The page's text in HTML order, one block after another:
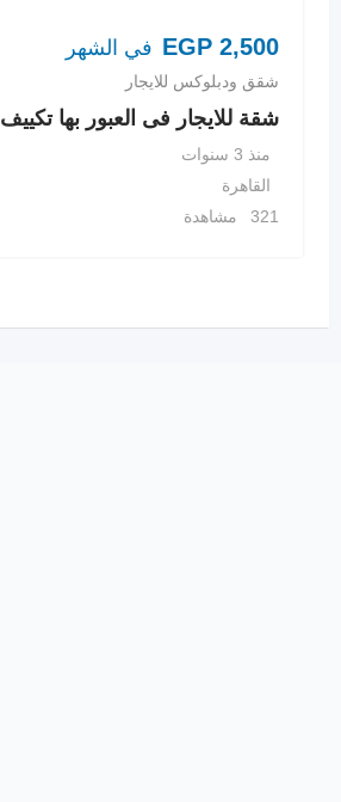
EGP 2,500 في الشهر
شقق ودبلوكس للايجار
شقة للايجار فى العبور بها تكييف 63 متر
منذ 3 سنوات
القاهرة
321 مشاهدة